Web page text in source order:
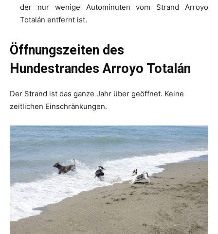
der nur wenige Autominuten vom Strand Arroyo
Totalán entfernt ist.
Öffnungszeiten des
Hundestrandes Arroyo Totalán
Der Strand ist das ganze Jahr über geöffnet. Keine
zeitlichen Einschränkungen.